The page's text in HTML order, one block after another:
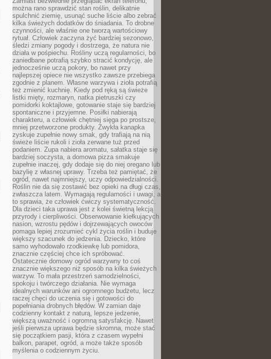
można rano sprawdzić stan roślin, delikatnie
spulchnić ziemię, usunąć suche liście albo zebrać
kilka świeżych dodatków do śniadania. To drobne
czynności, ale właśnie one tworzą wartościowy
rytuał. Człowiek zaczyna żyć bardziej sezonowo,
śledzi zmiany pogody i dostrzega, że natura nie
działa w pośpiechu. Rośliny uczą regularności, bo
zaniedbane potrafią szybko stracić kondycję, ale
jednocześnie uczą pokory, bo nawet przy
najlepszej opiece nie wszystko zawsze przebiega
zgodnie z planem. Własne warzywa i zioła potrafią
też zmienić kuchnię. Kiedy pod ręką są świeże
listki mięty, rozmaryn, natka pietruszki czy
pomidorki koktajlowe, gotowanie staje się bardziej
spontaniczne i przyjemne. Posiłki nabierają
charakteru, a człowiek chętniej sięga po prostsze,
mniej przetworzone produkty. Zwykła kanapka
zyskuje zupełnie nowy smak, gdy trafiają na nią
świeże liście rukoli i zioła zerwane tuż przed
podaniem. Zupa nabiera aromatu, sałatka staje się
bardziej soczysta, a domowa pizza smakuje
zupełnie inaczej, gdy dodaje się do niej oregano lub
bazylię z własnej uprawy. Trzeba też pamiętać, że
ogród, nawet najmniejszy, uczy odpowiedzialności.
Roślin nie da się zostawić bez opieki na długi czas,
zwłaszcza latem. Wymagają regularności i uwagi, a
to sprawia, że człowiek ćwiczy systematyczność.
Dla dzieci taka uprawa jest z kolei świetną lekcją
przyrody i cierpliwości. Obserwowanie kiełkujących
nasion, wzrostu pędów i dojrzewających owoców
pomaga lepiej zrozumieć cykl życia roślin i buduje
większy szacunek do jedzenia. Dziecko, które
samo wyhodowało rzodkiewkę lub pomidora,
znacznie częściej chce ich spróbować.
Ostatecznie domowy ogród warzywny to coś
znacznie większego niż sposób na kilka świeżych
warzyw. To mała przestrzeń samodzielności,
spokoju i twórczego działania. Nie wymaga
idealnych warunków ani ogromnego budżetu, lecz
raczej chęci do uczenia się i gotowości do
popełniania drobnych błędów. W zamian daje
codzienny kontakt z naturą, lepsze jedzenie,
większą uważność i ogromną satysfakcję. Nawet
jeśli pierwsza uprawa będzie skromna, może stać
się początkiem pasji, która z czasem wypełni
balkon, parapet, ogród, a może także sposób
myślenia o codziennym życiu.